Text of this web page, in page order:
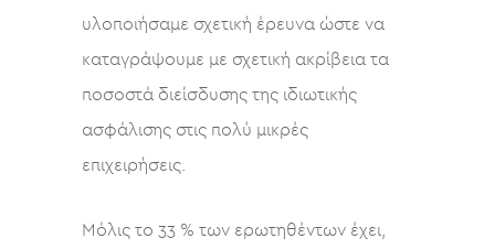
υλοποιήσαμε σχετική έρευνα ώστε να
καταγράψουμε με σχετική ακρίβεια τα
ποσοστά διείσδυσης της ιδιωτικής
ασφάλισης στις πολύ μικρές
επιχειρήσεις.
Μόλις το 33 % των ερωτηθέντων έχει,